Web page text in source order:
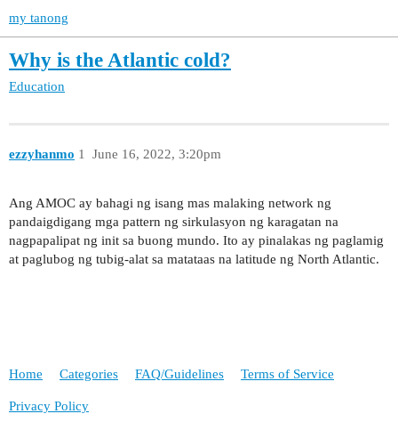
my tanong
Why is the Atlantic cold?
Education
ezzyhanmo June 16, 2022, 3:20pm
1
Ang AMOC ay bahagi ng isang mas malaking network ng
pandaigdigang mga pattern ng sirkulasyon ng karagatan na
nagpapalipat ng init sa buong mundo. Ito ay pinalakas ng paglamig
at paglubog ng tubig-alat sa matataas na latitude ng North Atlantic.
Home Categories FAQ/Guidelines Terms of Service
Privacy Policy